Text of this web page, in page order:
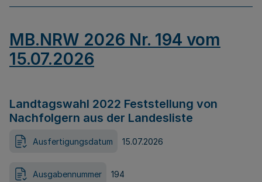
MB.NRW 2026 Nr. 194 vom
15.07.2026
Landtagswahl 2022 Feststellung von
Nachfolgern aus der Landesliste
Ausfertigungsdatum 15.07.2026
Ausgabennummer 194